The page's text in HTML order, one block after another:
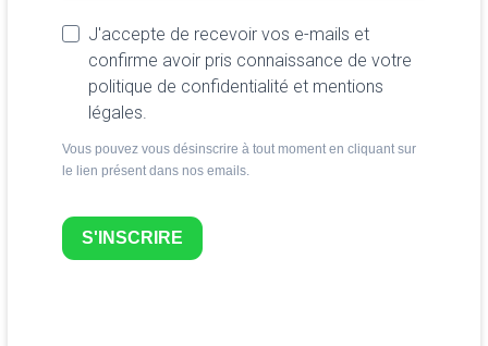
J'accepte de recevoir vos e-mails et
confirme avoir pris connaissance de votre
politique de confidentialité et mentions
légales.
Vous pouvez vous désinscrire à tout moment en cliquant sur
le lien présent dans nos emails.
S'INSCRIRE